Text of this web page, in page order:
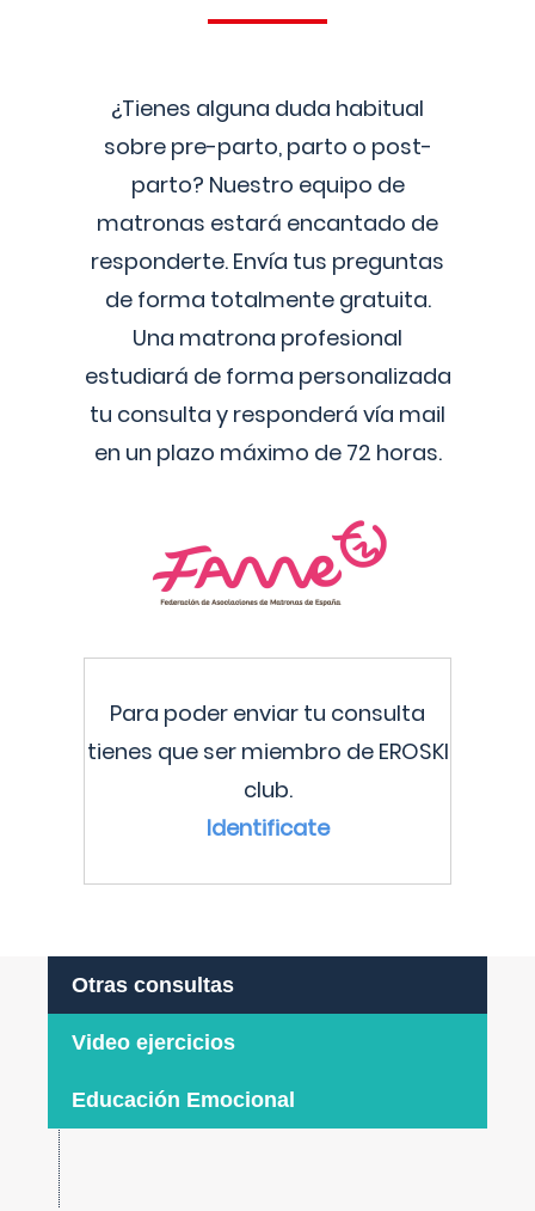
¿Tienes alguna duda habitual
sobre pre-parto, parto o post-
parto? Nuestro equipo de
matronas estará encantado de
responderte. Envía tus preguntas
de forma totalmente gratuita.
Una matrona profesional
estudiará de forma personalizada
tu consulta y responderá vía mail
en un plazo máximo de 72 horas.
Para poder enviar tu consulta
tienes que ser miembro de EROSKI
club.
Identificate
Otras consultas
Video ejercicios
Educación Emocional